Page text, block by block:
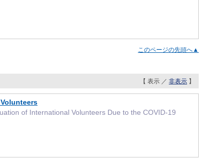
このページの先頭へ▲
【 表示 ／ 非表示 】
of International Volunteers Due to the COVID-19